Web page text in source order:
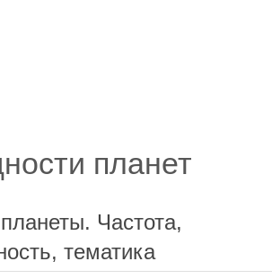
планет
Частота,
тематика